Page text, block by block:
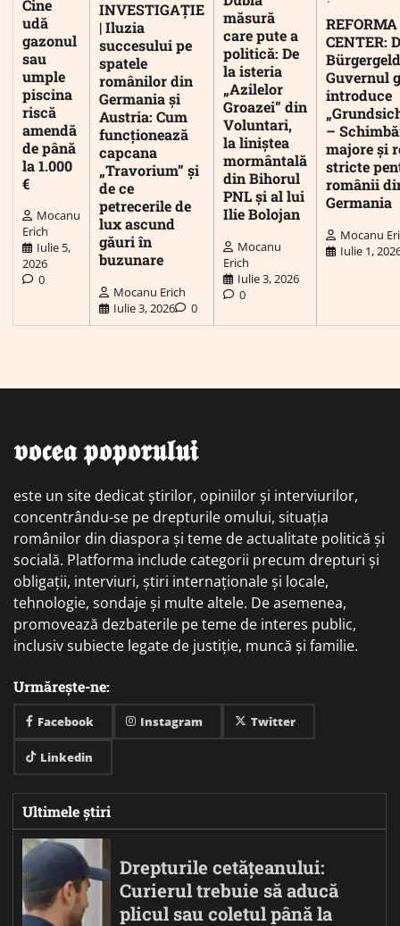
Cine
udă
gazonul
sau
umple
piscina
riscă
amendă
de până
la 1.000
€
Mocanu
Erich
Iulie 5,
2026
0
INVESTIGAȚIE
| Iluzia
succesului pe
spatele
românilor din
Germania și
Austria: Cum
funcționează
capcana
„Travorium” și
de ce
petrecerile de
lux ascund
găuri în
buzunare
Mocanu Erich
Iulie 3, 2026
0
măsură
care pute a
politică: De
la isteria
„Azilelor
Groazei” din
Voluntari,
la liniștea
mormântală
din Bihorul
PNL și al lui
Ilie Bolojan
Mocanu
Erich
Iulie 3, 2026
0
CENTER:
Guvernul
introduce
–
majore și
stricte
românii
Germania
Mocanu
Iulie 1,
𝖛𝖔𝖈𝖊𝖆 𝖕𝖔𝖕𝖔𝖗𝖚𝖑𝖚𝖎
este un site dedicat știrilor, opiniilor și interviurilor,
concentrându-se pe drepturile omului, situația
românilor din diaspora și teme de actualitate politică și
socială. Platforma include categorii precum drepturi și
obligații, interviuri, știri internaționale și locale,
tehnologie, sondaje și multe altele. De asemenea,
promovează dezbaterile pe teme de interes public,
inclusiv subiecte legate de justiție, muncă și familie.
Urmărește-ne:
Facebook Instagram Twitter
Linkedin
Ultimele știri
Drepturile cetățeanului:
Curierul trebuie să aducă
plicul sau coletul până la